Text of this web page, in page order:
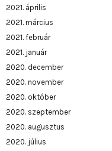
2021. április
2021. március
2021. február
2021. január
2020. december
2020. november
2020. október
2020. szeptember
2020. augusztus
2020. július